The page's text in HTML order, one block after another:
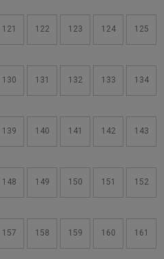
121 122 123 124 125
130 131 132 133 134
139 140 141 142 143
148 149 150 151 152
157 158 159 160 161